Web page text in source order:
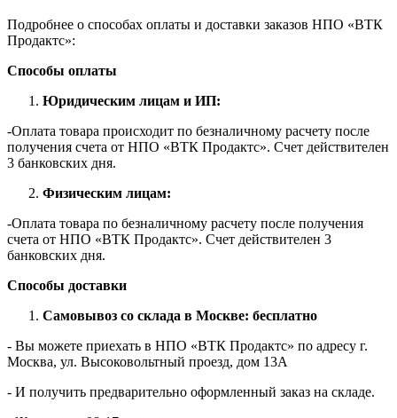
Подробнее о способах оплаты и доставки заказов НПО «ВТК
Продактс»:
Способы оплаты
Юридическим лицам и ИП:
-Оплата товара происходит по безналичному расчету после
получения счета от НПО «ВТК Продактс». Счет действителен
3 банковских дня.
Физическим лицам:
-Оплата товара по безналичному расчету после получения
счета от НПО «ВТК Продактс». Счет действителен 3
банковских дня.
Способы доставки
Самовывоз со склада в Москве: бесплатно
- Вы можете приехать в НПО «ВТК Продактс» по адресу г.
Москва, ул. Высоковольтный проезд, дом 13А
- И получить предварительно оформленный заказ на складе.